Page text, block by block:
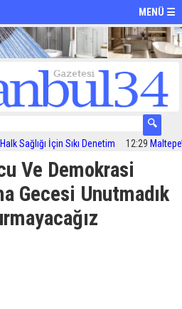
MENÜ ☰
İçin Sıkı Denetim 12:29 Maltepe’de
Ve Demokrasi
Gecesi Unutmadık